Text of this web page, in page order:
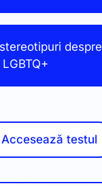
despre
Accesează testul